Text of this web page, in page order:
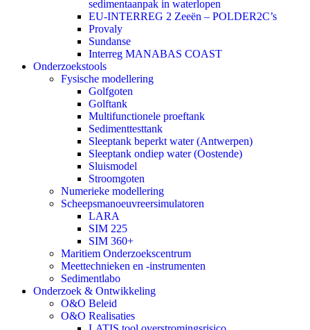
sedimentaanpak in waterlopen
EU-INTERREG 2 Zeeën – POLDER2C’s
Provaly
Sundanse
Interreg MANABAS COAST
Onderzoekstools
Fysische modellering
Golfgoten
Golftank
Multifunctionele proeftank
Sedimenttesttank
Sleeptank beperkt water (Antwerpen)
Sleeptank ondiep water (Oostende)
Sluismodel
Stroomgoten
Numerieke modellering
Scheepsmanoeuvreersimulatoren
LARA
SIM 225
SIM 360+
Maritiem Onderzoekscentrum
Meettechnieken en -instrumenten
Sedimentlabo
Onderzoek & Ontwikkeling
O&O Beleid
O&O Realisaties